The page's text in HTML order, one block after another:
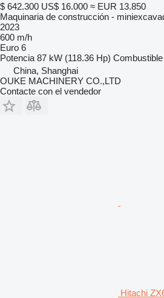
$ 642.300 US$ 16.000 ≈ EUR 13.850
Maquinaria de construcción -
2023
600 m/h
Euro 6
Potencia 87 kW (118.36 Hp) Combustible
China, Shanghai
OUKE MACHINERY CO.,LTD
Contacte con el vendedor
Hitachi